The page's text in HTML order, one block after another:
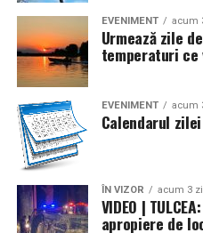
Bucureşti, a Tratatului de
parte, şi Rusia, Franţa,
parte, pentru intrarea ţării
Antantei (în prima
14/27.VIII.1916 România a
Ungariei, dată ce a marcat
eliberare şi întregire
* Acum 78 de ani (1948) a
privind cultele religioase
EVENIMENT acum
Urmează zile
temperaturi
EVENIMENT acum
Calendarul
ÎN VIZOR acum 3
VIDEO |
apropiere de